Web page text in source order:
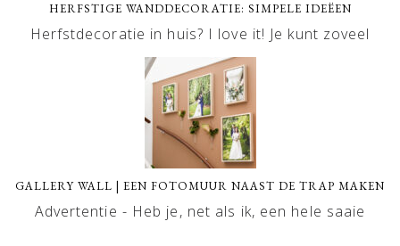
HERFSTIGE WANDDECORATIE: SIMPELE IDEËEN
Herfstdecoratie in huis? I love it! Je kunt zoveel
GALLERY WALL | EEN FOTOMUUR NAAST DE TRAP MAKEN
Advertentie - Heb je, net als ik, een hele saaie